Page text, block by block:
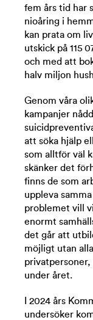
fem års tid har
nioåring i
kan prata om
utskick på 115
och med att
halv miljon
Genom våra
kampanjer
att söka hjälp
som alltför väl
skänker det
finns de som
uppleva
problemet vill
enormt
det går att
möjligt utan
under året.
I 2024 års
undersöker